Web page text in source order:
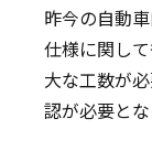
昨今の自動
仕様に関し
大な工数が
認が必要とな